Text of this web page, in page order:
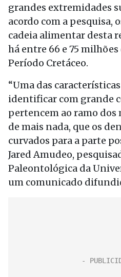
grandes extremidades
acordo com a pesquisa,
cadeia alimentar desta
há entre 66 e 75
Período Cretáceo.
“Uma das
identificar com grande
pertencem ao ramo dos
de mais nada, que os
curvados para a parte
Jared Amudeo,
Paleontológica da
um comunicado